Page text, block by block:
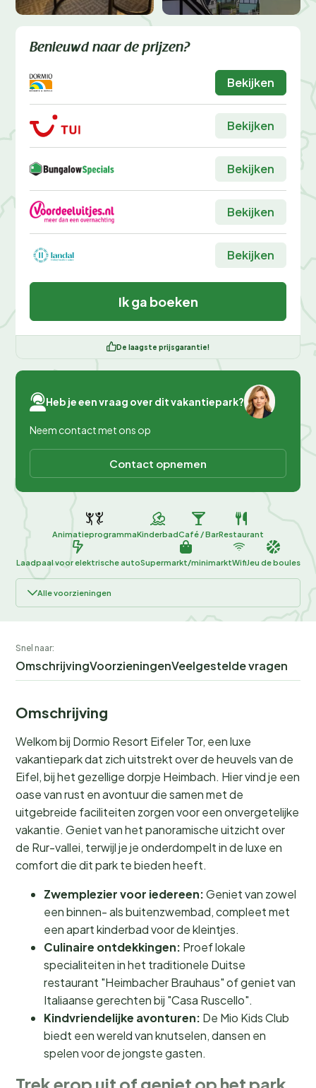
Benieuwd naar de prijzen?
Bekijken
Bekijken
Bekijken
Bekijken
Bekijken
Ik ga boeken
De laagste prijsgarantie!
Heb je een vraag over dit vakantiepark?
Neem contact met ons op
Contact opnemen
AnimatieprogrammaKinderbadCafé / BarRestaurant
Laadpaal voor elektrische autoSupermarkt/minimarktWifiJeu de boules
Alle voorzieningen
Snel naar:
OmschrijvingVoorzieningenVeelgestelde vragen
Omschrijving
Welkom bij Dormio Resort Eifeler Tor, een luxe
vakantiepark dat zich uitstrekt over de heuvels van de
Eifel, bij het gezellige dorpje Heimbach. Hier vind je een
oase van rust en avontuur die samen met de
uitgebreide faciliteiten zorgen voor een onvergetelijke
vakantie. Geniet van het panoramische uitzicht over
de Rur-vallei, terwijl je je onderdompelt in de luxe en
comfort die dit park te bieden heeft.
Zwemplezier voor iedereen:Geniet van zowel
een binnen- als buitenzwembad, compleet met
een apart kinderbad voor de kleintjes.
Culinaire ontdekkingen: Proef lokale
specialiteiten in het traditionele Duitse
restaurant "Heimbacher Brauhaus" of geniet van
Italiaanse gerechten bij "Casa Ruscello".
Kindvriendelijke avonturen: De Mio Kids Club
biedt een wereld van knutselen, dansen en
spelen voor de jongste gasten.